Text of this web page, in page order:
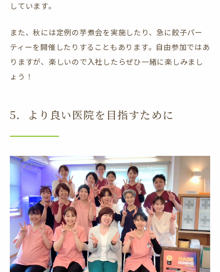
しています。
また、秋には定例の芋煮会を実施したり、急に餃子パー
ティーを開催したりすることもあります。自由参加ではあ
りますが、楽しいので入社したらぜひ一緒に楽しみまし
ょう！
5．より良い医院を目指すために